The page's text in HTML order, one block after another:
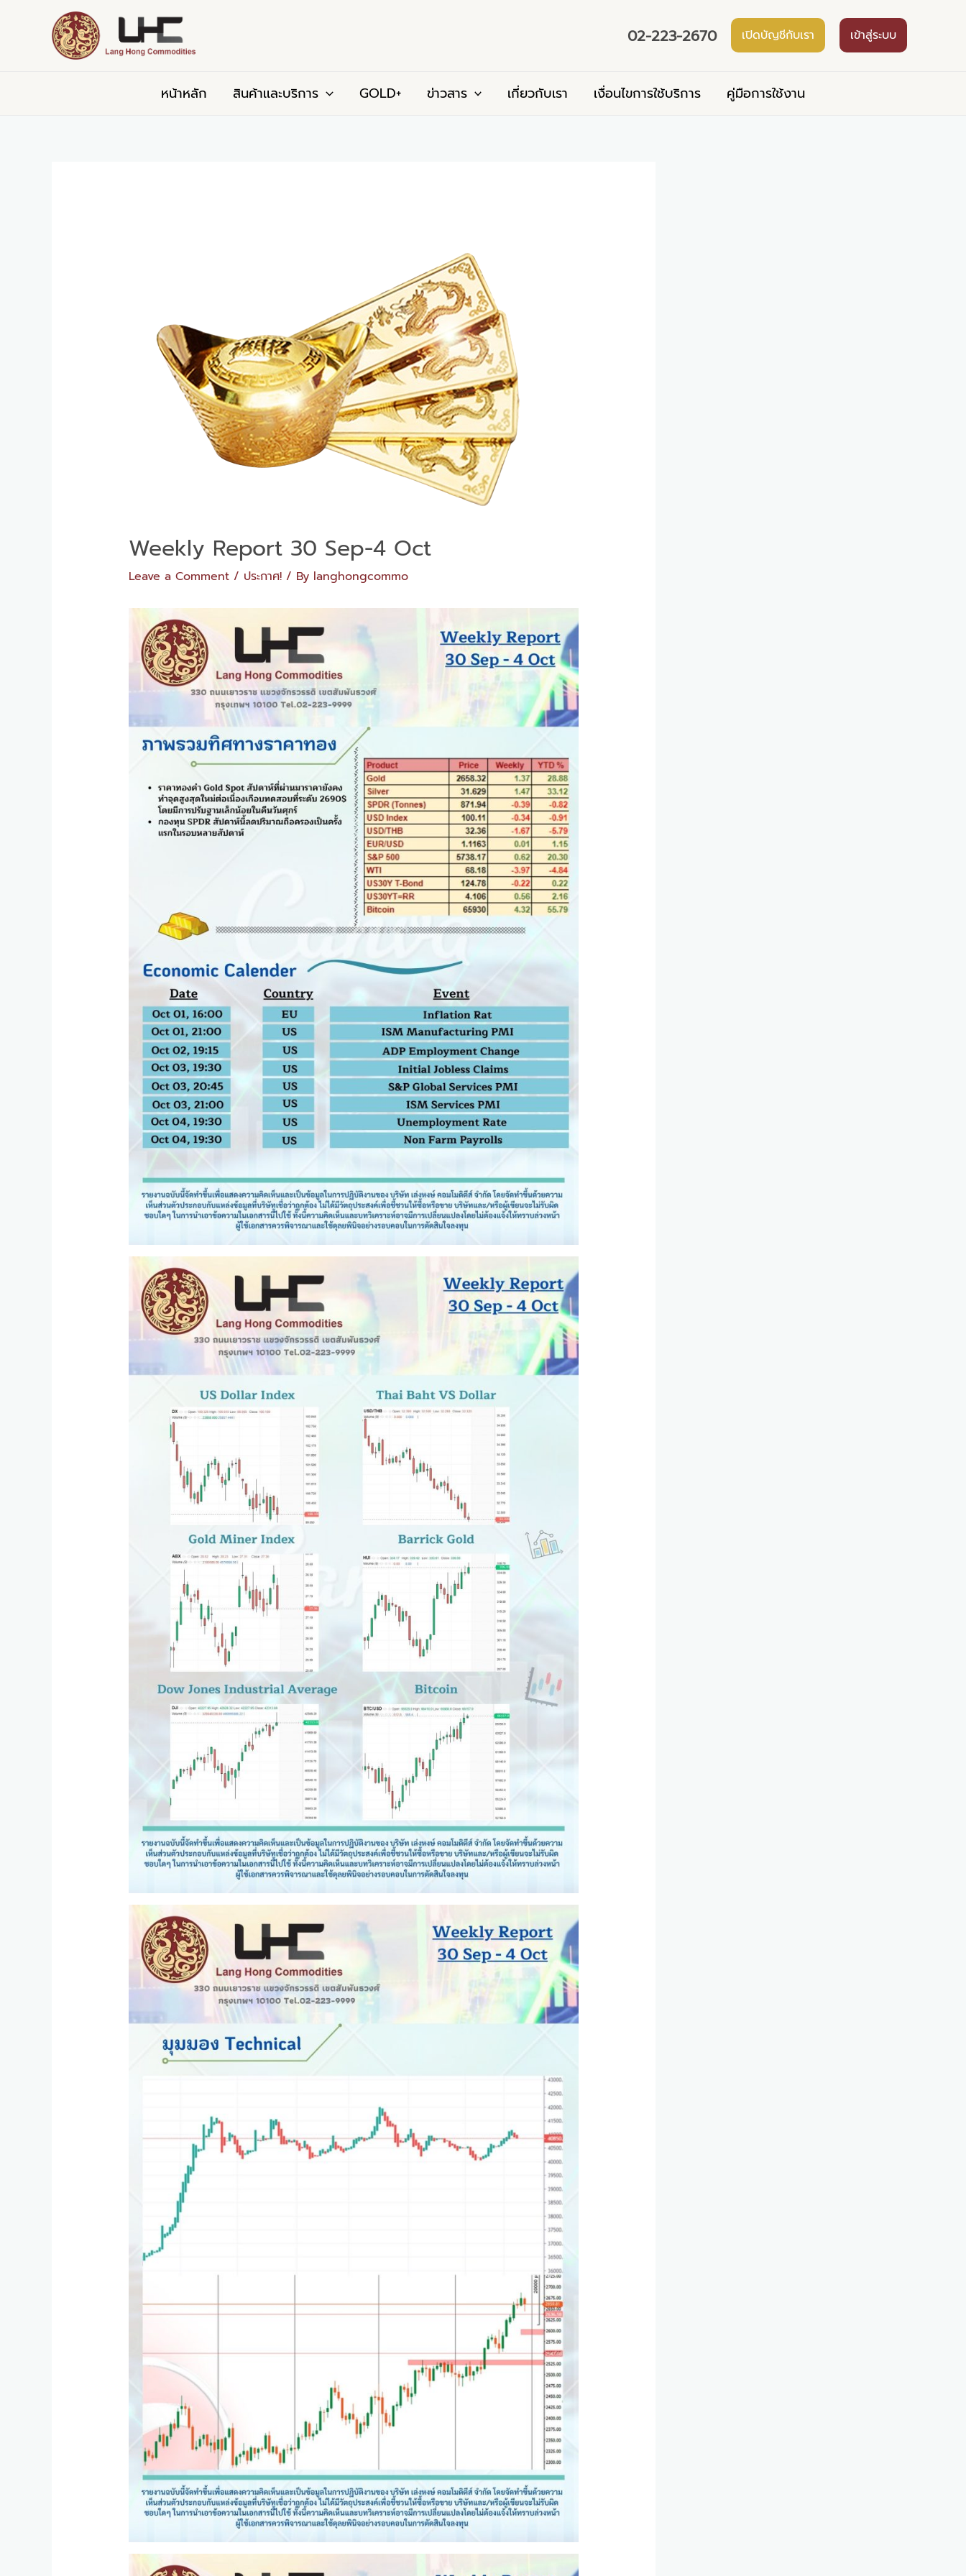
02-223-2670 เปิดบัญชีกับเรา เข้าสู่ระบบ
หน้าหลัก สินค้าเเละบริการ GOLD+ ข่าวสาร เกี่ยวกับเรา เงื่อนไขการใช้บริการ คู่มือการใช้งาน
Weekly​ Report 30 Sep-4 Oct
Leave a Comment / ประกาศ!/ By langhongcommo
navigation